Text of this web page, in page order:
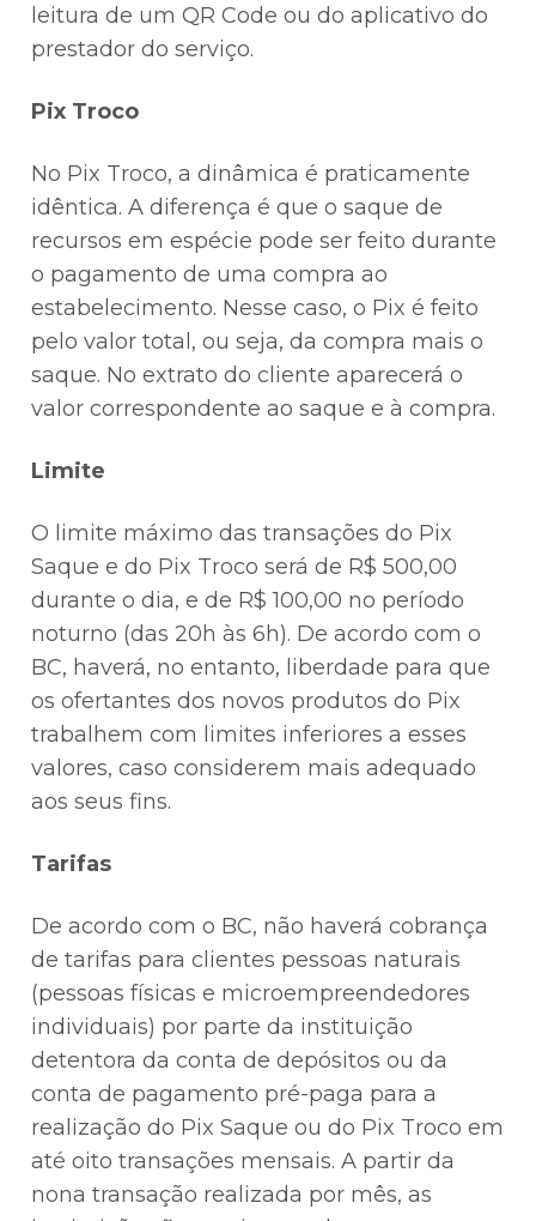
leitura de um QR Code ou do aplicativo do
prestador do serviço.
Pix Troco
No Pix Troco, a dinâmica é praticamente
idêntica. A diferença é que o saque de
recursos em espécie pode ser feito durante
o pagamento de uma compra ao
estabelecimento. Nesse caso, o Pix é feito
pelo valor total, ou seja, da compra mais o
saque. No extrato do cliente aparecerá o
valor correspondente ao saque e à compra.
Limite
O limite máximo das transações do Pix
Saque e do Pix Troco será de R$ 500,00
durante o dia, e de R$ 100,00 no período
noturno (das 20h às 6h). De acordo com o
BC, haverá, no entanto, liberdade para que
os ofertantes dos novos produtos do Pix
trabalhem com limites inferiores a esses
valores, caso considerem mais adequado
aos seus fins.
Tarifas
De acordo com o BC, não haverá cobrança
de tarifas para clientes pessoas naturais
(pessoas físicas e microempreendedores
individuais) por parte da instituição
detentora da conta de depósitos ou da
conta de pagamento pré-paga para a
realização do Pix Saque ou do Pix Troco em
até oito transações mensais. A partir da
nona transação realizada por mês, as